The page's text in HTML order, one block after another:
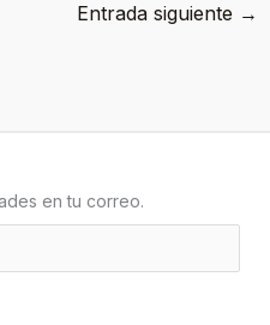
Entrada siguiente →
en tu correo.